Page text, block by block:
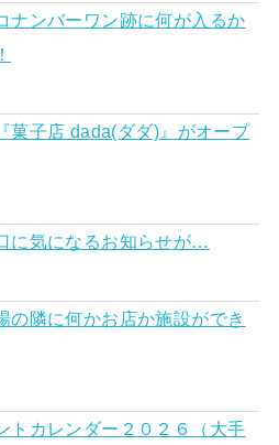
ナンバーワン跡に何が入るか
菓子店 dada(ダダ)』がオープ
に気になるお知らせが…
の隣に何かお店か施設ができ
トカレンダー２０２６（大手